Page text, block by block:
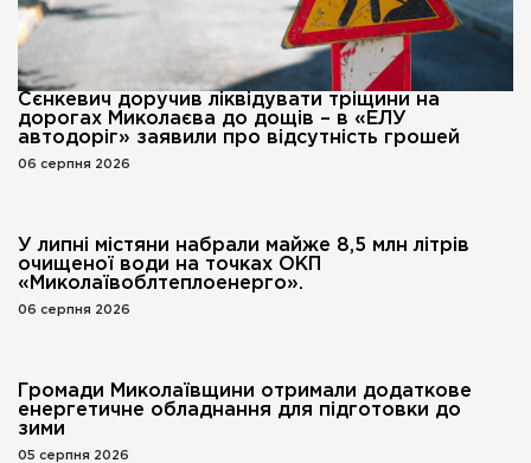
Сєнкевич доручив ліквідувати тріщини на
дорогах Миколаєва до дощів – в «ЕЛУ
автодоріг» заявили про відсутність грошей
06 серпня 2026
У липні містяни набрали майже 8,5 млн літрів
очищеної води на точках ОКП
«Миколаївоблтеплоенерго».
06 серпня 2026
Громади Миколаївщини отримали додаткове
енергетичне обладнання для підготовки до
зими
05 серпня 2026